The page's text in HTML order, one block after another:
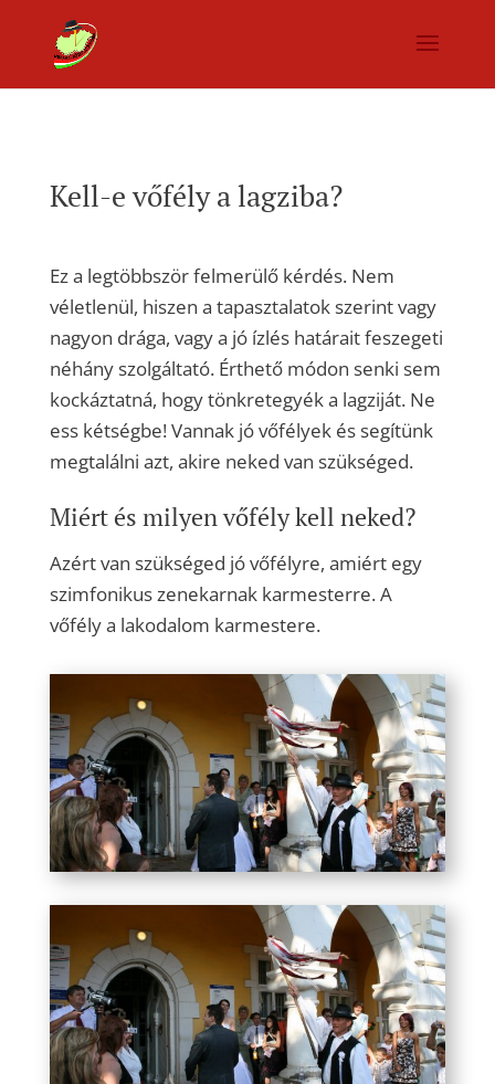
Kell-e vőfély a lagziba?
Ez a legtöbbször felmerülő kérdés. Nem
véletlenül, hiszen a tapasztalatok szerint vagy
nagyon drága, vagy a jó ízlés határait feszegeti
néhány szolgáltató. Érthető módon senki sem
kockáztatná, hogy tönkretegyék a lagziját. Ne
ess kétségbe! Vannak jó vőfélyek és segítünk
megtalálni azt, akire neked van szükséged.
Miért és milyen vőfély kell neked?
Azért van szükséged jó vőfélyre, amiért egy
szimfonikus zenekarnak karmesterre. A
vőfély a lakodalom karmestere.